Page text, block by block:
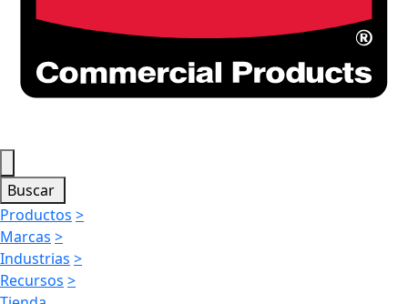
Buscar
Productos >
Marcas >
Industrias >
Recursos >